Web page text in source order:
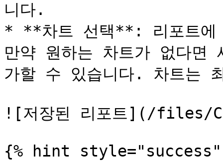
니다.
* **차트 선택**: 리포트에
만약 원하는 차트가 없다면
가할 수 있습니다. 차트는
![저장된 리포트](/files/
{% hint style="success"